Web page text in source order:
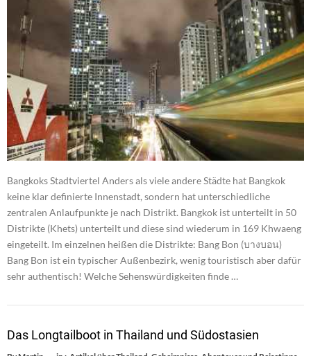
Bangkoks Stadtviertel Anders als viele andere Städte hat Bangkok
keine klar definierte Innenstadt, sondern hat unterschiedliche
zentralen Anlaufpunkte je nach Distrikt. Bangkok ist unterteilt in 50
Distrikte (Khets) unterteilt und diese sind wiederum in 169 Khwaeng
eingeteilt. Im einzelnen heißen die Distrikte: Bang Bon (บางบอน)
Bang Bon ist ein typischer Außenbezirk, wenig touristisch aber dafür
sehr authentisch! Welche Sehenswürdigkeiten finde …
Das Longtailboot in Thailand und Südostasien